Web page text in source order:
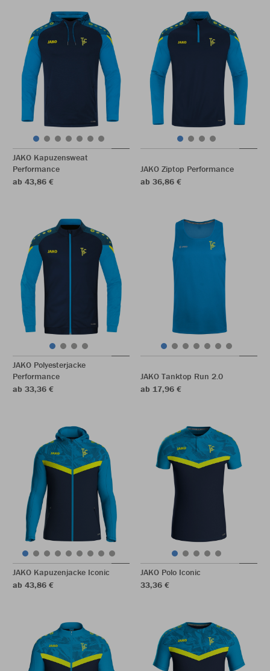
JAKO Kapuzensweat
Performance
ab 43,86 €
JAKO Ziptop Performance
ab 36,86 €
JAKO Polyesterjacke
Performance
ab 33,36 €
JAKO Tanktop Run 2.0
ab 17,96 €
JAKO Kapuzenjacke Iconic
ab 43,86 €
JAKO Polo Iconic
33,36 €